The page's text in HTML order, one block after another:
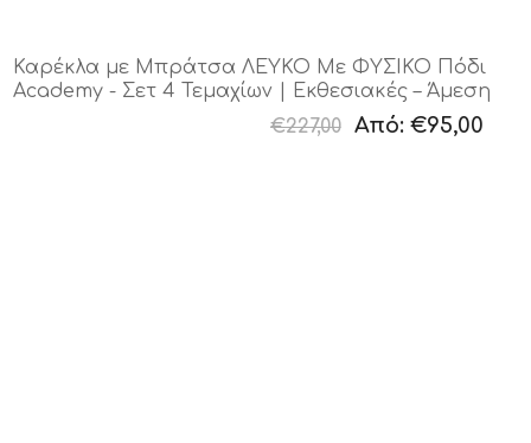
Καρέκλα με Μπράτσα ΛΕΥΚΟ Με ΦΥΣΙΚΟ Πόδι
Academy - Σετ 4 Τεμαχίων | Εκθεσιακές – Άμεση
€227,00 Από: €95,00